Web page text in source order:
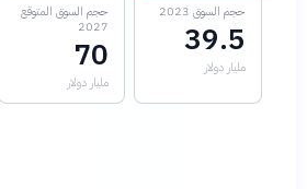
حجم السوق 2023
39.5
مليار دولار
حجم السوق المتوقع
2027
70
مليار دولار